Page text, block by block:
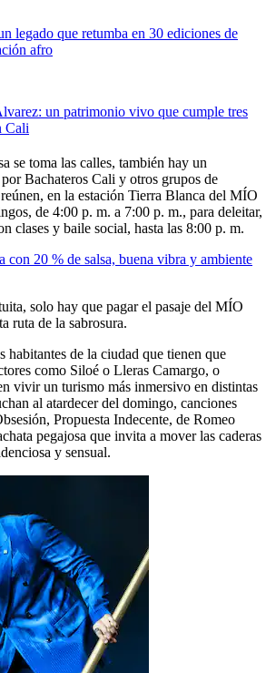
legado que retumba en 30 ediciones de
afro
un patrimonio vivo que cumple tres
Cali
se toma las calles, también hay un
Bachateros Cali y otros grupos de
en la estación Tierra Blanca del MÍO
de 4:00 p. m. a 7:00 p. m., para deleitar,
clases y baile social, hasta las 8:00 p. m.
con 20 % de salsa, buena vibra y ambiente
solo hay que pagar el pasaje del MÍO
ruta de la sabrosura.
habitantes de la ciudad que tienen que
como Siloé o Lleras Camargo, o
vivir un turismo más inmersivo en distintas
al atardecer del domingo, canciones
Propuesta Indecente, de Romeo
pegajosa que invita a mover las caderas
y sensual.